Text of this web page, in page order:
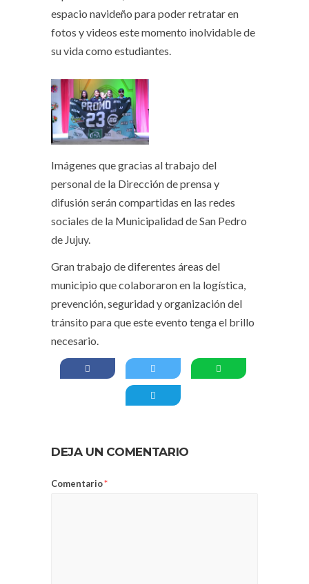
espacio navideño para poder retratar en
fotos y videos este momento inolvidable de
su vida como estudiantes.
Imágenes que gracias al trabajo del
personal de la Dirección de prensa y
difusión serán compartidas en las redes
sociales de la Municipalidad de San Pedro
de Jujuy.
Gran trabajo de diferentes áreas del
municipio que colaboraron en la logística,
prevención, seguridad y organización del
tránsito para que este evento tenga el brillo
necesario.
DEJA UN COMENTARIO
Comentario*